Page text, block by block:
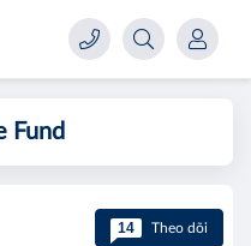
Fund
14 Theo dõi